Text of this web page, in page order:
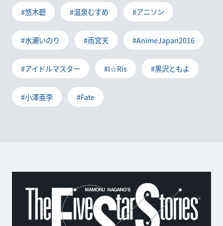
#悠木碧 #温泉むすめ #アニソン
#水瀬いのり #雨宮天 #AnimeJapan2016
#アイドルマスター #I☆Ris #黒沢ともよ
#小澤亜李 #Fate